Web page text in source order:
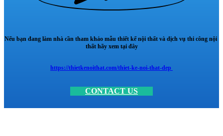
Nếu bạn đang làm nhà cần tham khảo mẫu thiết kế nội thất và dịch vụ thi công nội
thất hãy xem tại đây
https://thietkenoithat.com/thiet-ke-noi-that-dep
CONTACT US